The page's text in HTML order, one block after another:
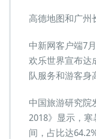
高德地图和广州
中新网客户端7
欢乐世界宣布达
队服务和游客身
中国旅游研究院
2018》显示，
间，占比达